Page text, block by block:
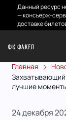
Данный ресурс
— консьерж-
доставке
ФК ФАКЕЛ
Главная
лучшие
24 декабря